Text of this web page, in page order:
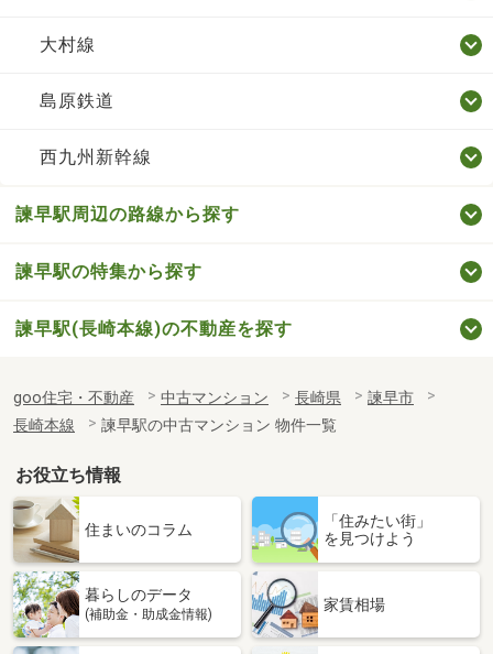
大村線
島原鉄道
西九州新幹線
諫早駅周辺の路線から探す
諫早駅の特集から探す
諫早駅(長崎本線)の不動産を探す
goo住宅・不動産 中古マンション 長崎県
諫早市
長崎本線
諫早駅の中古マンション 物件一覧
お役立ち情報
住まいのコラム
「住みたい街」
を見つけよう
暮らしのデータ
(補助金・助成金情報)
家賃相場